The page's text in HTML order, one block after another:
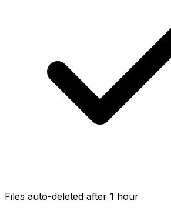
Files auto-deleted after 1 hour